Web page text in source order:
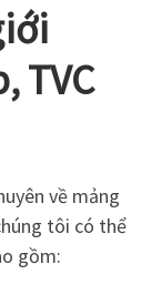
TVC
về mảng
tôi có thể
gồm: